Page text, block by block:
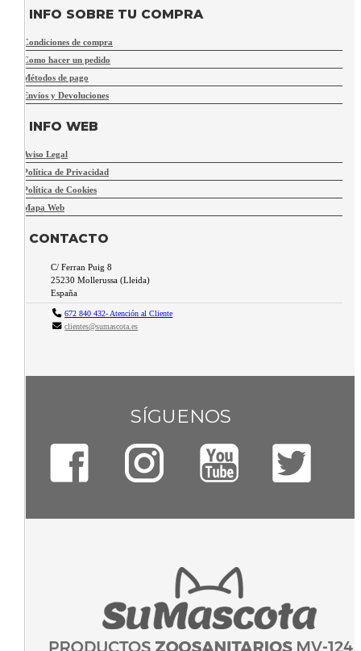
INFO SOBRE TU COMPRA
Condiciones de compra
Como hacer un pedido
Métodos de pago
Envíos y Devoluciones
INFO WEB
Aviso Legal
Política de Privacidad
Política de Cookies
Mapa Web
CONTACTO
C/ Ferran Puig 8
25230 Mollerussa (Lleida)
España
672 840 432- Atención al Cliente
clientes@sumascota.es
SÍGUENOS